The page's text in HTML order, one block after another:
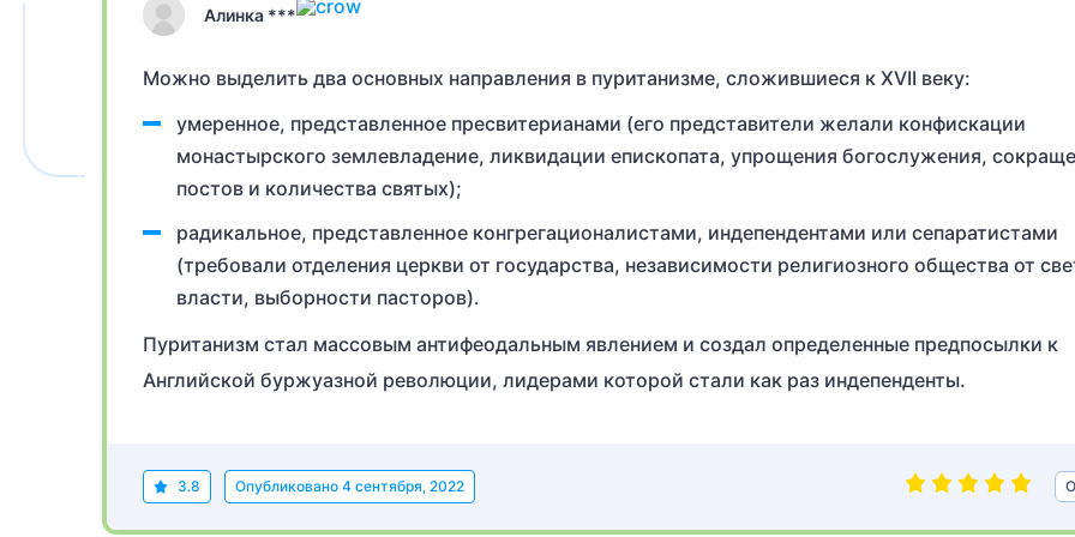
Алинка ***
Можно выделить два основных направления в пуританизме, сложившиеся к XVII веку:
умеренное, представленное пресвитерианами (его представители желали конфискации
монастырского землевладение, ликвидации епископата, упрощения богослужения,
постов и количества святых);
радикальное, представленное конгрегационалистами, индепендентами или сепаратистами
(требовали отделения церкви от государства, независимости религиозного общества от
власти, выборности пасторов).
Пуританизм стал массовым антифеодальным явлением и создал определенные предпосылки к
Английской буржуазной революции, лидерами которой стали как раз индепенденты.
3.8 Опубликовано 4 сентября, 2022